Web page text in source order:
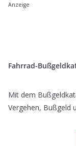
Anzeige
Fahrrad-
Mit dem
Vergehen, Bußgeld